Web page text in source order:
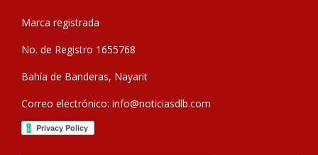
Marca registrada
No. de Registro 1655768
Bahía de Banderas, Nayarit
Correo electrónico: info@noticiasdlb.com